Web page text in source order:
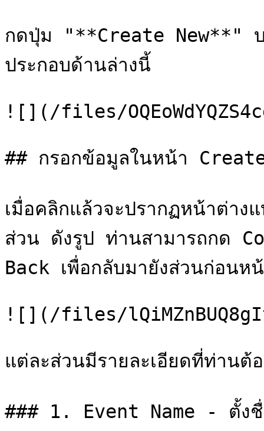
กดปุ่ม "**Create New**" บ
ประกอบด้านล่างนี้
![](/files/
## กรอกข้อมูลในหน้า
เมื่อคลิกแล้วจะปรากฏหน้าต่า
ส่วน ดังรูป ท่านสามารถกด
Back เพื่อกลับมายังส่วนก่อนห
![](/files/
แต่ละส่วนมีรายละเอียดที่ท่านต้
### 1. Event Name - ตั้งชื่